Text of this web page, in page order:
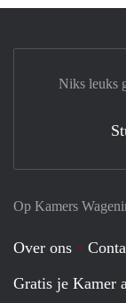
Op Kamers
Over ons
Gratis je Kamer
Niks leuks